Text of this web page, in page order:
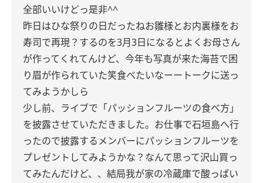
全部いいけどっ是非^^
昨日はひな祭りの日だったねお雛様とお内裏様をお
寿司で再現？ するのを3月3日になるとよくお母さん
が作ってくれてんけど、今年も写真が来た海苔で困
り眉が作られていた笑食べたいなーー トークに送っ
てみようかしら
少し前、ライブで「パッションフルーツの食べ方｣
を披露させていただきました。 お仕事で石垣島へ行
ったので披露するメンバーにパッションフルーツを
プレゼントしてみようかな？なんて思って沢山買っ
てみたんだけど、、結局我が家の冷蔵庫で酸っぱい